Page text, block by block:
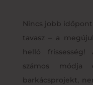
Nincs jobb
tavasz – a
helló frissesség!
számos módja
barkácsprojekt,